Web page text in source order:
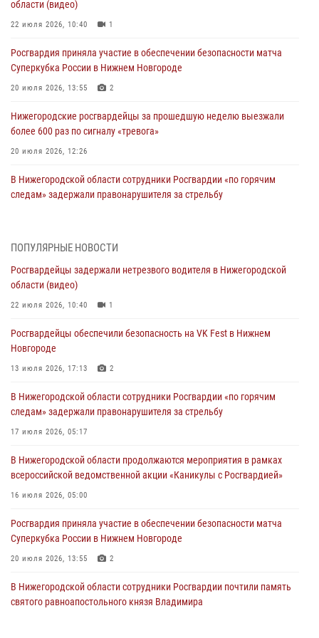
области (видео)
22 июля 2026, 10:40 1
Росгвардия приняла участие в обеспечении безопасности матча
Суперкубка России в Нижнем Новгороде
20 июля 2026, 13:55 2
Нижегородские росгвардейцы за прошедшую неделю выезжали
более 600 раз по сигналу «тревога»
20 июля 2026, 12:26
В Нижегородской области сотрудники Росгвардии «по горячим
следам» задержали правонарушителя за стрельбу
В Нижегородской области продолжаются мероприятия в рамках
16 июля 2026, 05:00
Росгвардейцы обеспечили безопасность на VK Fest в Нижнем
13 июля 2026, 17:13
Нижегородские росгвардейцы за прошедшую неделю выезжали
13 июля 2026, 06:45
Росгвардейцы предотвратили серию краж в Нижнем Новгороде
ПОПУЛЯРНЫЕ НОВОСТИ
Росгвардейцы задержали нетрезвого водителя в Нижегородской
области (видео)
22 июля 2026, 10:40 1
Росгвардейцы обеспечили безопасность на VK Fest в Нижнем
Новгороде
13 июля 2026, 17:13 2
В Нижегородской области сотрудники Росгвардии «по горячим
следам» задержали правонарушителя за стрельбу
17 июля 2026, 05:17
В Нижегородской области продолжаются мероприятия в рамках
всероссийской ведомственной акции «Каникулы с Росгвардией»
16 июля 2026, 05:00
Росгвардия приняла участие в обеспечении безопасности матча
Суперкубка России в Нижнем Новгороде
20 июля 2026, 13:55 2
В Нижегородской области сотрудники Росгвардии почтили память
святого равноапостольного князя Владимира